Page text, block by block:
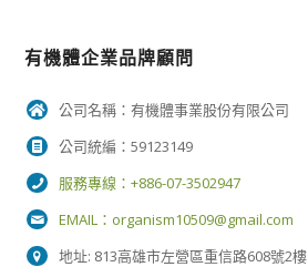
有機體企業品牌顧問
公司名稱：有機體事業股份有限公司
公司統編：59123149
服務專線：+886-07-3502947
EMAIL： organism10509@gmail.com
地址: 813高雄市左營區重信路608號2樓